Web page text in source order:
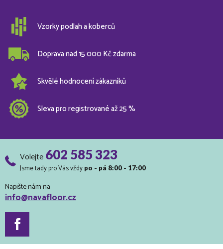
Vzorky podlah a koberců
Doprava nad 15 000 Kč zdarma
Skvělé hodnocení zákazníků
Sleva pro registrované až 25 %
Volejte602 585 323
Jsme tady pro Vás vždy po - pá 8:00 - 17:00
Napište nám na
info@navafloor.cz